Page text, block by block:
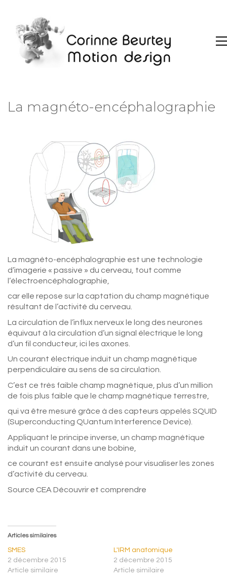
La magnéto-encéphalographie
La magnéto-encéphalographie est une technologie
d’imagerie « passive » du cerveau, tout comme
l’électroencéphalographie,
car elle repose sur la captation du champ magnétique
résultant de l’activité du cerveau.
La circulation de l’influx nerveux le long des neurones
équivaut à la circulation d’un signal électrique le long
d’un fil conducteur, ici les axones.
Un courant électrique induit un champ magnétique
perpendiculaire au sens de sa circulation.
C’est ce très faible champ magnétique, plus d’un million
de fois plus faible que le champ magnétique terrestre,
qui va être mesuré grâce à des capteurs appelés SQUID
(Superconducting QUantum Interference Device).
Appliquant le principe inverse, un champ magnétique
induit un courant dans une bobine,
ce courant est ensuite analysé pour visualiser les zones
d’activité du cerveau.
Source CEA Découvrir et comprendre
Articles similaires
SMES
2 décembre 2015
Article similaire
L'IRM anatomique
2 décembre 2015
Article similaire